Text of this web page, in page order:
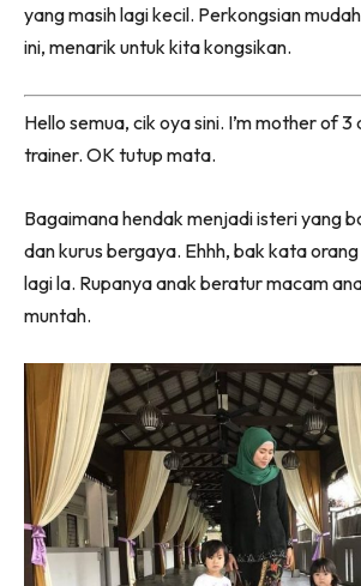
yang masih lagi kecil. Perkongsian
ini, menarik untuk kita kongsikan.
Hello semua, cik oya sini. I’m mother of 3
trainer. OK tutup mata.
Bagaimana hendak menjadi isteri yang
dan kurus bergaya. Ehhh, bak kata
lagi la. Rupanya anak beratur macam
muntah.